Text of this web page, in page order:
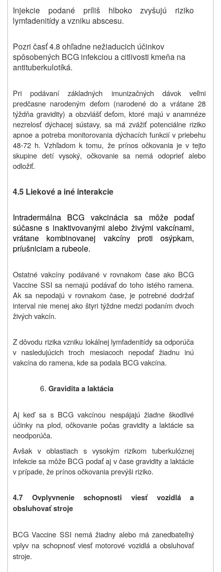
Injekcie podané príliš hlboko zvyšujú riziko
lymfadenitídy a vzniku abscesu.
Pozri časť 4.8 ohľadne nežiaducich účinkov
spôsobených BCG infekciou a citlivosti kmeňa na
antituberkulotíká.
Pri podávaní základných imunizačných dávok veľmi
predčasne narodeným deťom (narodené do a vrátane 28
týždňa gravidity) a obzvlášť deťom, ktoré majú v anamnéze
nezrelosť dýchacej sústavy, sa má zvážiť potenciálne riziko
apnoe a potreba monitorovania dýchacích funkcií v priebehu
48-72 h. Vzhľadom k tomu, že prínos očkovania je v tejto
skupine detí vysoký, očkovanie sa nemá odoprieť alebo
odložiť.
4.5 Liekové a iné interakcie
Intradermálna BCG vakcinácia sa môže podať
súčasne s inaktivovanými alebo živými vakcínami,
vrátane kombinovanej vakcíny proti osýpkam,
príušniciam a rubeole.
Ostatné vakcíny podávané v rovnakom čase ako BCG
Vaccine SSI sa nemajú podávať do toho istého ramena.
Ak sa nepodajú v rovnakom čase, je potrebné dodržať
interval nie menej ako štyri týždne medzi podaním dvoch
živých vakcín.
Z dôvodu rizika vzniku lokálnej lymfadenitídy sa odporúča
v nasledujúcich troch mesiacoch nepodať žiadnu inú
vakcína do ramena, kde sa podala BCG vakcína.
Gravidita a laktácia
Aj keď sa s BCG vakcínou nespájajú žiadne škodlivé
účinky na plod, očkovanie počas gravidity a laktácie sa
neodporúča.
Avšak v oblastiach s vysokým rizikom tuberkulóznej
infekcie sa môže BCG podať aj v čase gravidity a laktácie
v prípade, že prínos očkovania prevýši riziko.
4.7 Ovplyvnenie schopnosti viesť vozidlá a
obsluhovať stroje
BCG Vaccine SSI nemá žiadny alebo má zanedbateľný
vplyv na schopnosť viesť motorové vozidlá a obsluhovať
stroje.